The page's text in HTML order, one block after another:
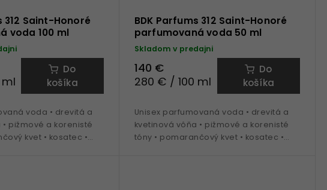
312 Saint-Honoré
voda 100 ml
Do
košíka
voda • drevitá a
pižmové a korenisté
kvet • kosatec •
BDK Parfums 312 Saint-Honoré
parfumovaná voda 50 ml
Skladom v predajni
140 €
280 € / 100 ml
Do
košíka
Unisex parfumovaná voda • drevitá a
kvetinová vôňa • pižmové a korenisté
tóny • pomarančový kvet • kosatec •